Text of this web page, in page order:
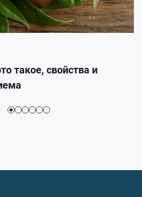
такое, свойства и